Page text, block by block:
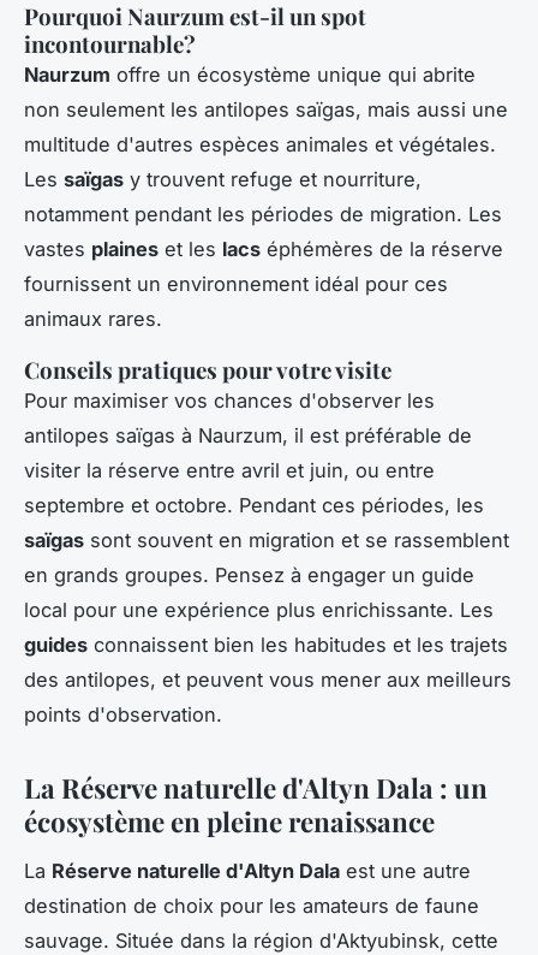
Pourquoi Naurzum est-il un spot
incontournable?
Naurzum offre un écosystème unique qui abrite
non seulement les antilopes saïgas, mais aussi une
multitude d'autres espèces animales et végétales.
Les saïgas y trouvent refuge et nourriture,
notamment pendant les périodes de migration. Les
vastes plaines et les lacs éphémères de la réserve
fournissent un environnement idéal pour ces
animaux rares.
Conseils pratiques pour votre visite
Pour maximiser vos chances d'observer les
antilopes saïgas à Naurzum, il est préférable de
visiter la réserve entre avril et juin, ou entre
septembre et octobre. Pendant ces périodes, les
saïgas sont souvent en migration et se rassemblent
en grands groupes. Pensez à engager un guide
local pour une expérience plus enrichissante. Les
guides connaissent bien les habitudes et les trajets
des antilopes, et peuvent vous mener aux meilleurs
points d'observation.
La Réserve naturelle d'Altyn Dala : un
écosystème en pleine renaissance
La Réserve naturelle d'Altyn Dala est une autre
destination de choix pour les amateurs de faune
sauvage. Située dans la région d'Aktyubinsk, cette